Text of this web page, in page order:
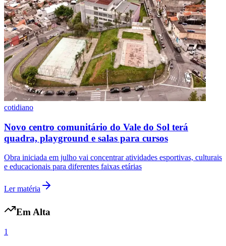
Fluminense
cotidiano
Novo centro comunitário do Vale do Sol terá
quadra, playground e salas para cursos
Obra iniciada em julho vai concentrar atividades esportivas, culturais
e educacionais para diferentes faixas etárias
Ler matéria
Em Alta
1